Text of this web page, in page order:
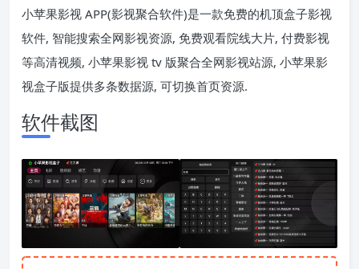
小苹果影视 APP(影视聚合软件)是一款免费的机顶盒子影视
软件, 智能搜索全网影视资源, 免费观看院线大片, 付费影视
等高清视频, 小苹果影视 tv 版聚合全网影视站源, 小苹果影
视盒子版提供多条数据源, 可切换首页资源.
软件截图